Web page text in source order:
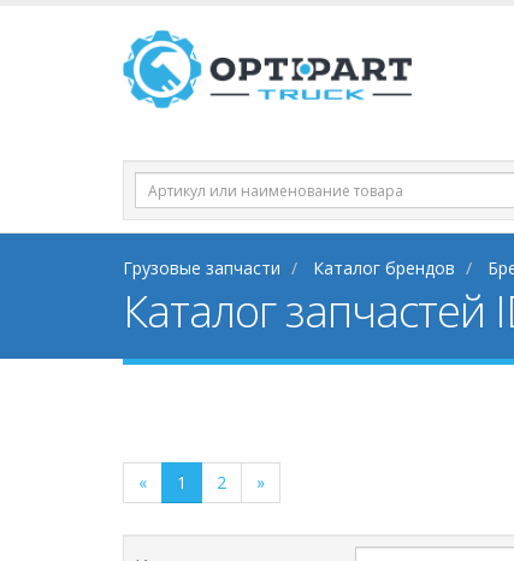
Грузовые запчасти Каталог брендов
Каталог запчастей
« 1 2 »